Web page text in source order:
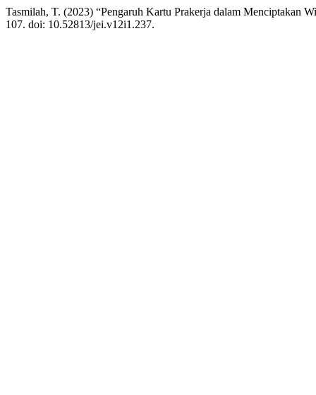
Tasmilah, T. (2023) “Pengaruh Kartu Prakerja dalam Menciptakan
107. doi: 10.52813/jei.v12i1.237.